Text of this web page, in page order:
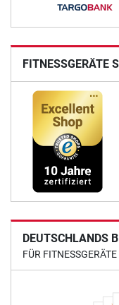
FITNESSGERÄTE
DEUTSCHLANDS
FÜR